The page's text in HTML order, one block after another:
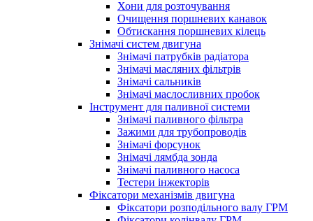
Хони для розточування
Очищення поршневих канавок
Обтискання поршневих кілець
Знімачі систем двигуна
Знімачі патрубків радіатора
Знімачі масляних фільтрів
Знімачі сальників
Знімачі маслосливних пробок
Інструмент для паливної системи
Знімачі паливного фільтра
Зажими для трубопроводів
Знімачі форсунок
Знімачі лямбда зонда
Знімачі паливного насоса
Тестери інжекторів
Фіксатори механізмів двигуна
Фіксатори розподільного валу ГРМ